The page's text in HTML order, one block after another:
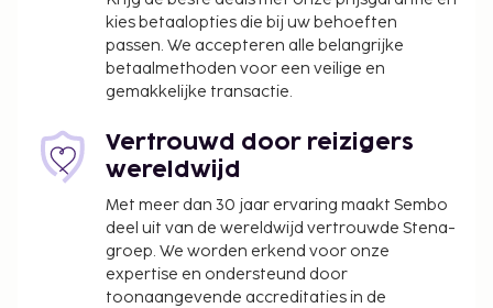
maaltijd in het restaurant of blijf op je kamer en
profiteer in dit hotel van de roomservice (beperkte
tijden). Dagelijks kun je tegen betaling genieten van
een lekker ontbijt met lokale gerechten, dat
Toeslag voor het ontbijt met lokale gerechten:
ca. PHP 200 per persoon
(onder voorbehoud van beschikbaarheid)
Laat uitchecken is tegen een toeslag mogelijk
(onder voorbehoud van beschikbaarheid)
Toeslag voor extra bed: PHP 700.0 per nacht
kies betaalopties die bij uw behoeften
passen. We accepteren alle belangrijke
betaalmethoden voor een veilige en
gemakkelijke transactie.
Vertrouwd door reizigers
wereldwijd
Met meer dan 30 jaar ervaring maakt Sembo
deel uit van de wereldwijd vertrouwde Stena-
groep. We worden erkend voor onze
expertise en ondersteund door
toonaangevende accreditaties in de